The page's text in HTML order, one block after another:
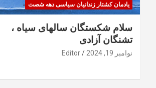
یادمان کشتار زندانیان سیاسی دهه شصت
سلام شکستگان سالهای سیاه ،
تشنگان آزادی
نوامبر 19, 2024 Editor